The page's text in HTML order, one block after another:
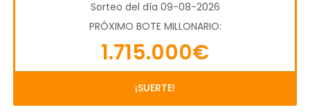
Sorteo del día 09-08-2026
PRÓXIMO BOTE MILLONARIO:
1.715.000€
¡SUERTE!